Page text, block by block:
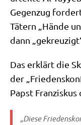
Gegen­zug
Tätern „Hän­de
dann
Das erklärt die
der
Papst
„Die­se